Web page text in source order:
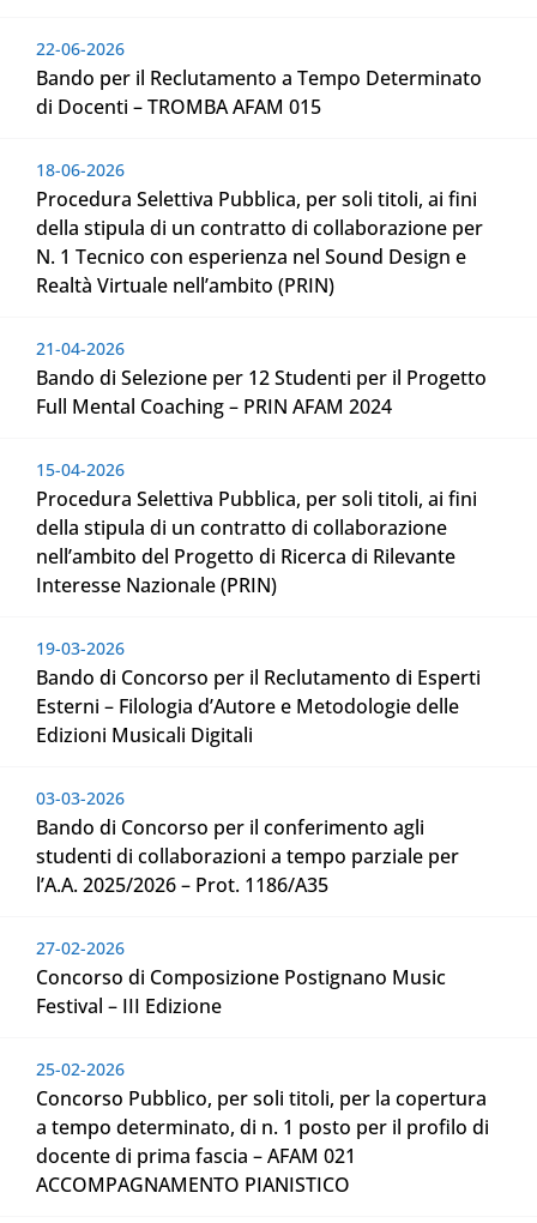
22-06-2026
Bando per il Reclutamento a Tempo Determinato
di Docenti – TROMBA AFAM 015
18-06-2026
Procedura Selettiva Pubblica, per soli titoli, ai fini
della stipula di un contratto di collaborazione per
N. 1 Tecnico con esperienza nel Sound Design e
Realtà Virtuale nell’ambito (PRIN)
21-04-2026
Bando di Selezione per 12 Studenti per il Progetto
Full Mental Coaching – PRIN AFAM 2024
15-04-2026
Procedura Selettiva Pubblica, per soli titoli, ai fini
della stipula di un contratto di collaborazione
nell’ambito del Progetto di Ricerca di Rilevante
Interesse Nazionale (PRIN)
19-03-2026
Bando di Concorso per il Reclutamento di Esperti
Esterni – Filologia d’Autore e Metodologie delle
Edizioni Musicali Digitali
03-03-2026
Bando di Concorso per il conferimento agli
studenti di collaborazioni a tempo parziale per
l’A.A. 2025/2026 – Prot. 1186/A35
27-02-2026
Concorso di Composizione Postignano Music
Festival – III Edizione
25-02-2026
Concorso Pubblico, per soli titoli, per la copertura
a tempo determinato, di n. 1 posto per il profilo di
docente di prima fascia – AFAM 021
ACCOMPAGNAMENTO PIANISTICO